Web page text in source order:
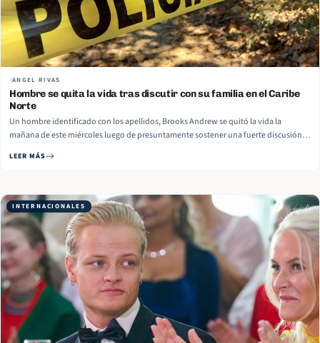
ANGEL RIVAS
Hombre se quita la vida tras discutir con su familia en el Caribe
Norte
Un hombre identificado con los apellidos, Brooks Andrew se quitó la vida la
mañana de este miércoles luego de presuntamente sostener una fuerte discusión
locales, el sujeto se privó de la vida colgándose… Read More
LEER MÁS
INTERNACIONALES